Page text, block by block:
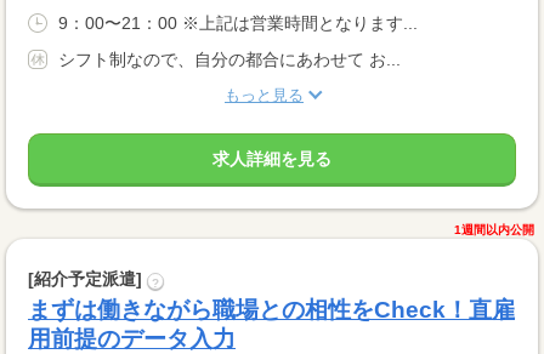
9：00〜21：00 ※上記は営業時間となります...
シフト制なので、自分の都合にあわせて お...
もっと見る
求人詳細を見る
1週間以内公開
[紹介予定派遣] ?
まずは働きながら職場との相性をCheck！直雇
用前提のデータ入力